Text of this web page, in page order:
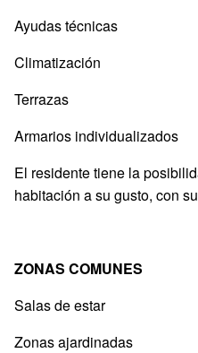
Ayudas técnicas
Climatización
Terrazas
Armarios individualizados
El residente tiene la
habitación a su gusto, con
ZONAS COMUNES
Salas de estar
Zonas ajardinadas